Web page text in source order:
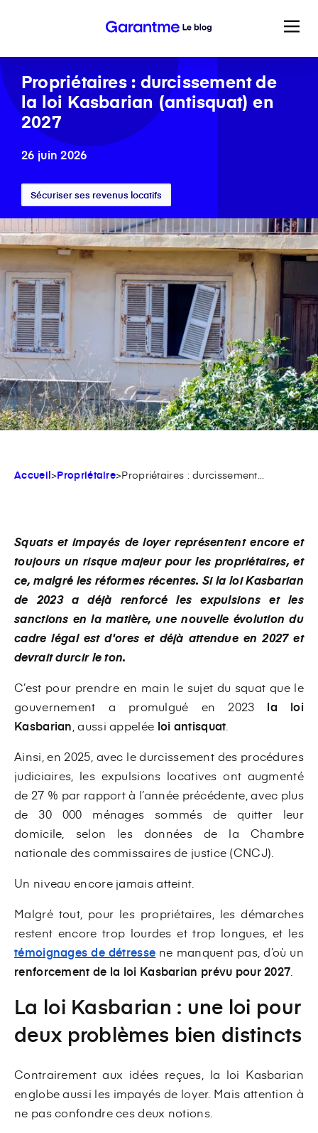
Propriétaires : durcissement de
la loi Kasbarian (antisquat) en
2027
26 juin 2026
Sécuriser ses revenus locatifs
Accueil>Propriétaire>Propriétaires : durcissement...
Squats et impayés de loyer représentent encore et
toujours un risque majeur pour les propriétaires, et
ce, malgré les réformes récentes. Si la loi Kasbarian
de 2023 a déjà renforcé les expulsions et les
sanctions en la matière, une nouvelle évolution du
cadre légal est d'ores et déjà attendue en 2027 et
devrait durcir le ton.
C’est pour prendre en main le sujet du squat que le
gouvernement a promulgué en 2023 la loi
Kasbarian aussi appelée loi antisquat
Ainsi, en 2025, avec le durcissement des procédures
judiciaires, les expulsions locatives ont augmenté
de 27 % par rapport à l’année précédente, avec plus
de 30 000 ménages sommés de quitter leur
domicile, selon les données de la Chambre
nationale des commissaires de justice (CNCJ).
Un niveau encore jamais atteint.
Malgré tout, pour les propriétaires, les démarches
restent encore trop lourdes et trop longues, et les
témoignages de détresse ne manquent pas, d’où un
renforcement de la loi Kasbarian prévu pour 2027
La loi Kasbarian : une loi pour
deux problèmes bien distincts
Contrairement aux idées reçues, la loi Kasbarian
englobe aussi les impayés de loyer. Mais attention à
ne pas confondre ces deux notions.